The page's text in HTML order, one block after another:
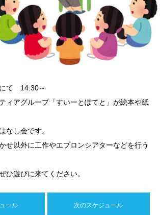
て 14:30～
ィアグループ「すいーとぽてと」が絵本や紙
なし会です。
せ以外に工作やエプロンシアターなどを行う
ひ遊びに来てください。
ール 次のスケジュール